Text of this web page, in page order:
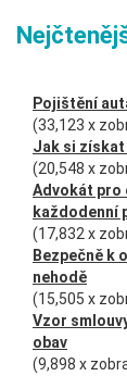
Pojištění
(33,123 x
Jak si získat
(20,548 x
Advokát pro
každodenní
(17,832 x
Bezpečně k
nehodě
(15,505 x
Vzor
obav
(9,898 x